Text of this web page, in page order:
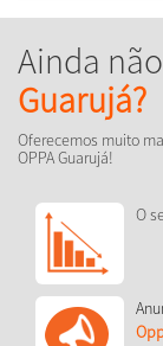
Ainda
Guarujá?
Oferecemos muito
OPPA Guarujá!
O